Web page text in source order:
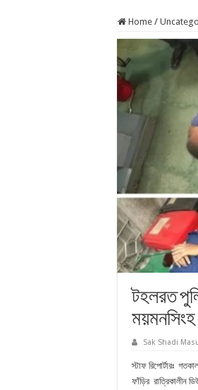
Home /
টহলরত
ময়মনসিংহ
Sak Shadi
স্টাফ রিপোর্টারঃ
ফাঁড়ির রাত্রিকালীন